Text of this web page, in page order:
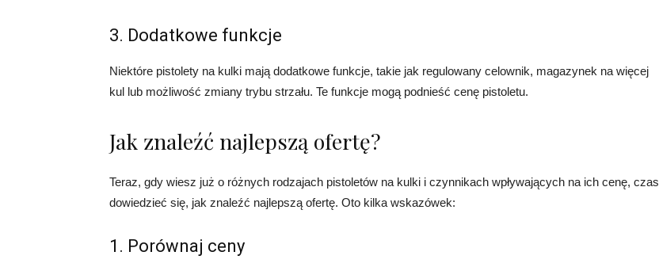
3. Dodatkowe funkcje
Niektóre pistolety na kulki mają dodatkowe funkcje, takie jak regulowany celownik, magazynek na więcej
kul lub możliwość zmiany trybu strzału. Te funkcje mogą podnieść cenę pistoletu.
Jak znaleźć najlepszą ofertę?
Teraz, gdy wiesz już o różnych rodzajach pistoletów na kulki i czynnikach wpływających na ich cenę, czas
dowiedzieć się, jak znaleźć najlepszą ofertę. Oto kilka wskazówek:
1. Porównaj ceny